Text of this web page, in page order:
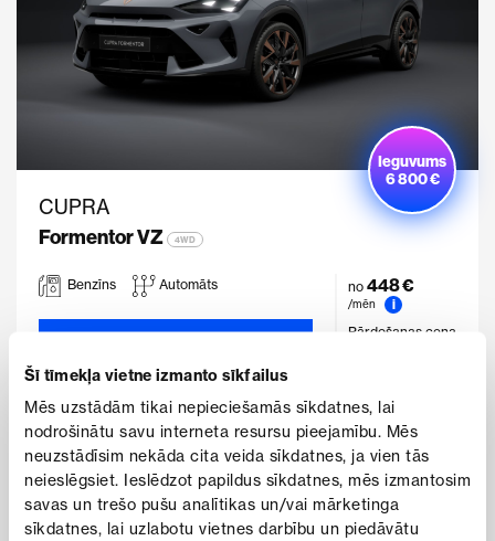
Šī tīmekļa vietne izmanto sīkfailus
Mēs uzstādām tikai nepieciešamās sīkdatnes, lai
nodrošinātu savu interneta resursu pieejamību. Mēs
neuzstādīsim nekāda cita veida sīkdatnes, ja vien tās
neieslēgsiet. Ieslēdzot papildus sīkdatnes, mēs izmantosim
savas un trešo pušu analītikas un/vai mārketinga
sīkdatnes, lai uzlabotu vietnes darbību un piedāvātu
CUPRA
Formentor VZ
4WD
Ieguvums
6 800 €
Benzīns Automāts no 448 €
/mēn
i
Pārdošanas cena
43 400 €
ĪPAŠĀ CENA